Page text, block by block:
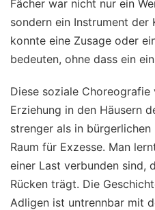
Fächer war nicht nur ein
sondern ein Instrument der
konnte eine Zusage oder
bedeuten, ohne dass ein
Diese soziale
Erziehung in den Häusern
strenger als in
Raum für Exzesse. Man
einer Last verbunden sind,
Rücken trägt. Die
Adligen ist untrennbar mit